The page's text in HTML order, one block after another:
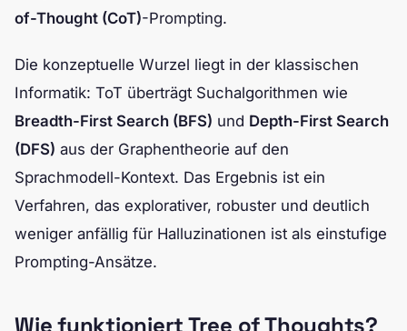
of-Thought (CoT)-Prompting.
Die konzeptuelle Wurzel liegt in der klassischen
Informatik: ToT überträgt Suchalgorithmen wie
Breadth-First Search (BFS) und Depth-First Search
(DFS) aus der Graphentheorie auf den
Sprachmodell-Kontext. Das Ergebnis ist ein
Verfahren, das explorativer, robuster und deutlich
weniger anfällig für Halluzinationen ist als einstufige
Prompting-Ansätze.
Wie funktioniert Tree of Thoughts?